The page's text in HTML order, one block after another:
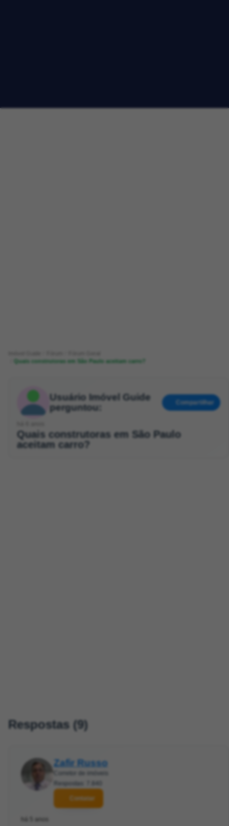
Quais construtoras em São Paulo aceitam carro?
Usuário Imóvel Guide
perguntou:
Compartilhar
Quais construtoras em São Paulo
aceitam carro?
Respostas (9)
Zafir Russo
Corretor de imóveis
Respostas: 7.840
Contatar
há 5 anos